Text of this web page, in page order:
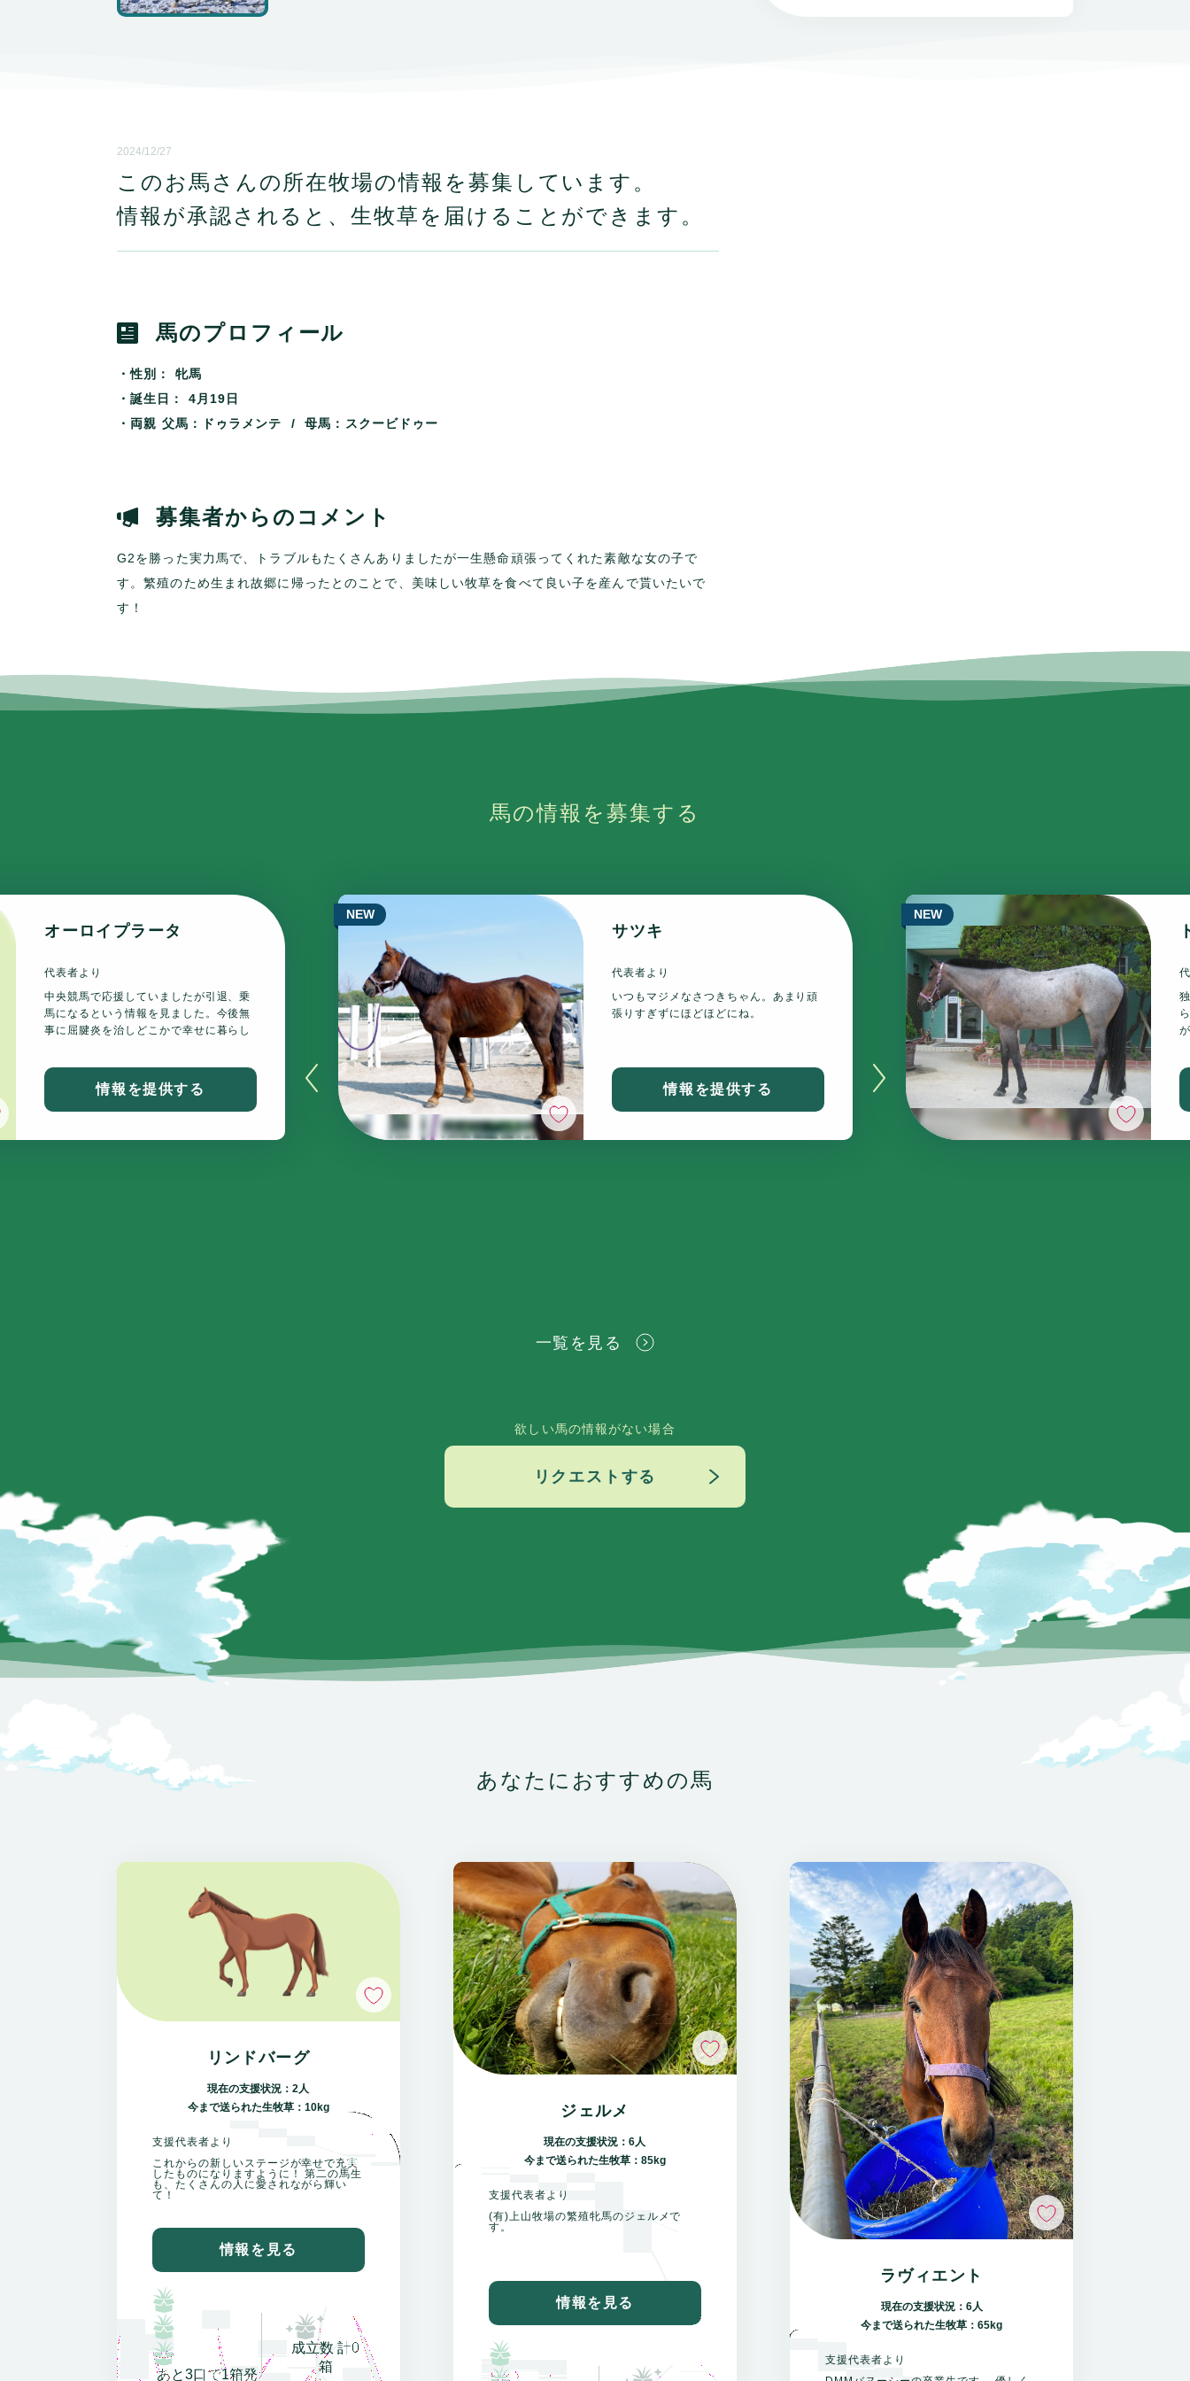
2024/12/27
このお馬さんの所在牧場の情報を募集しています。
情報が承認されると、生牧草を届けることができます。
馬のプロフィール
・性別：
牝馬
・誕生日：
4月19日
・両親 父馬：ドゥラメンテ / 母馬：スクービドゥー
募集者からのコメント
G2を勝った実力馬で、トラブルもたくさんありましたが一生懸命頑張ってくれた素敵な女の子で
す。繁殖のため生まれ故郷に帰ったとのことで、美味しい牧草を食べて良い子を産んで貰いたいで
す！
馬の情報を募集する
いいね
オーロイプラータ
代表者より
中央競馬で応援していましたが引退、乗
馬になるという情報を見ました。今後無
事に屈腱炎を治しどこかで幸せに暮らし
情報を提供する
NEW
いいね
サツキ
代表者より
いつもマジメなさつきちゃん。あまり頑
張りすぎずにほどほどにね。
情報を提供する
NEW
いいね
一覧を見る
欲しい馬の情報がない場合
リクエストする
あなたにおすすめの馬
リンドバーグ
現在の支援状況：2人
今まで送られた生牧草：10kg
支援代表者より
これからの新しいステージが幸せで充実
したものになりますように！ 第二の馬生
も、たくさんの人に愛されながら輝い
て！
情報を見る
あと3口で1箱発
成立数 計0
箱
いいね
ジェルメ
現在の支援状況：6人
今まで送られた生牧草：85kg
支援代表者より
(有)上山牧場の繁殖牝馬のジェルメで
す。
情報を見る
いいね
ラヴィエント
現在の支援状況：6人
今まで送られた生牧草：65kg
支援代表者より